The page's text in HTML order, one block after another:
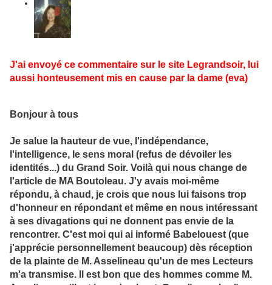
J'ai envoyé ce commentaire sur le site Legrandsoir, lui
aussi honteusement mis en cause par la dame (eva)
Bonjour à tous
Je salue la hauteur de vue, l'indépendance,
l'intelligence, le sens moral (refus de dévoiler les
identités...) du Grand Soir. Voilà qui nous change de
l'article de MA Boutoleau. J'y avais moi-même
répondu, à chaud, je crois que nous lui faisons trop
d'honneur en répondant et même en nous intéressant
à ses divagations qui ne donnent pas envie de la
rencontrer. C'est moi qui ai informé Babelouest (que
j'apprécie personnellement beaucoup) dès réception
de la plainte de M. Asselineau qu'un de mes Lecteurs
m'a transmise. Il est bon que des hommes comme M.